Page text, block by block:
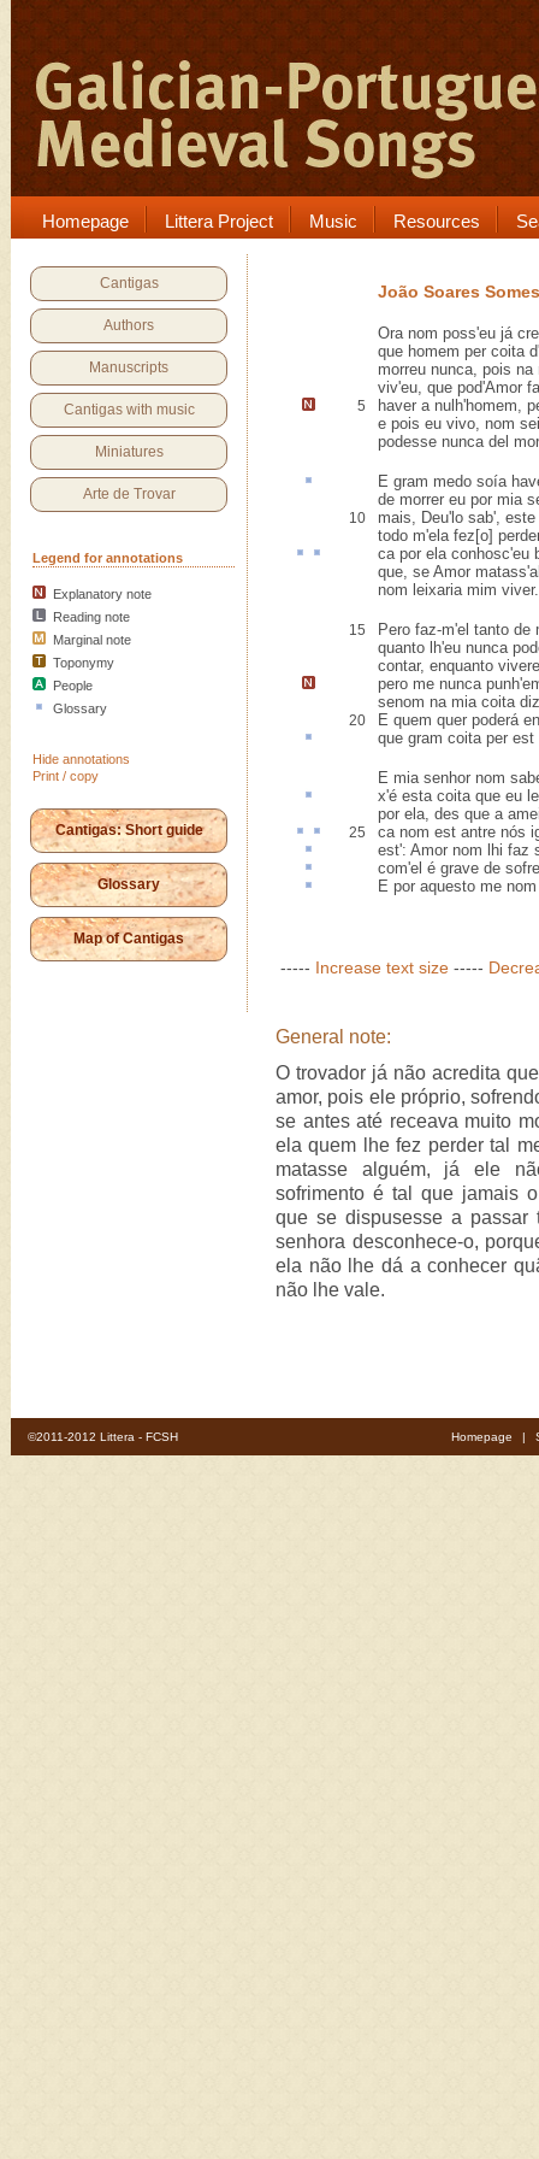
Homepage Littera Project Music Resources
Cantigas
Authors
Manuscripts
Cantigas with music
Miniatures
Arte de Trovar
Legend for annotations
Explanatory note
Reading note
Marginal note
Toponymy
People
Glossary
Hide annotations
Print / copy
Cantigas: Short guide
Glossary
Map of Cantigas
João Soares
Ora nom poss'eu já
que homem per coita
morreu nunca, pois na
viv'eu, que pod'Amor
5
haver a nulh'homem,
e pois eu vivo, nom
podesse nunca del
E gram medo soía
de morrer eu por mia
10
mais, Deu'lo sab', este
todo m'ela fez[o]
ca por ela conhosc'eu
que, se Amor
nom leixaria mim viver.
15
Pero faz-m'el tanto de
quanto lh'eu nunca
contar, enquanto
pero me nunca
senom na mia coita
20
E quem quer poderá
que gram coita per est
E mia senhor nom
x'é esta coita que eu
por ela, des que a
25 ca nom est antre nós
est': Amor nom lhi faz
com'el é grave de
E por aquesto me
----- Increase text size -----
General note:
O trovador já não acredita
amor, pois ele próprio,
se antes até receava muito
ela quem lhe fez perder tal
matasse alguém, já ele
sofrimento é tal que jamais
que se dispusesse a
senhora desconhece-o,
ela não lhe dá a conhecer
não lhe vale.
©2011-2012 Littera - FCSH Homepage |